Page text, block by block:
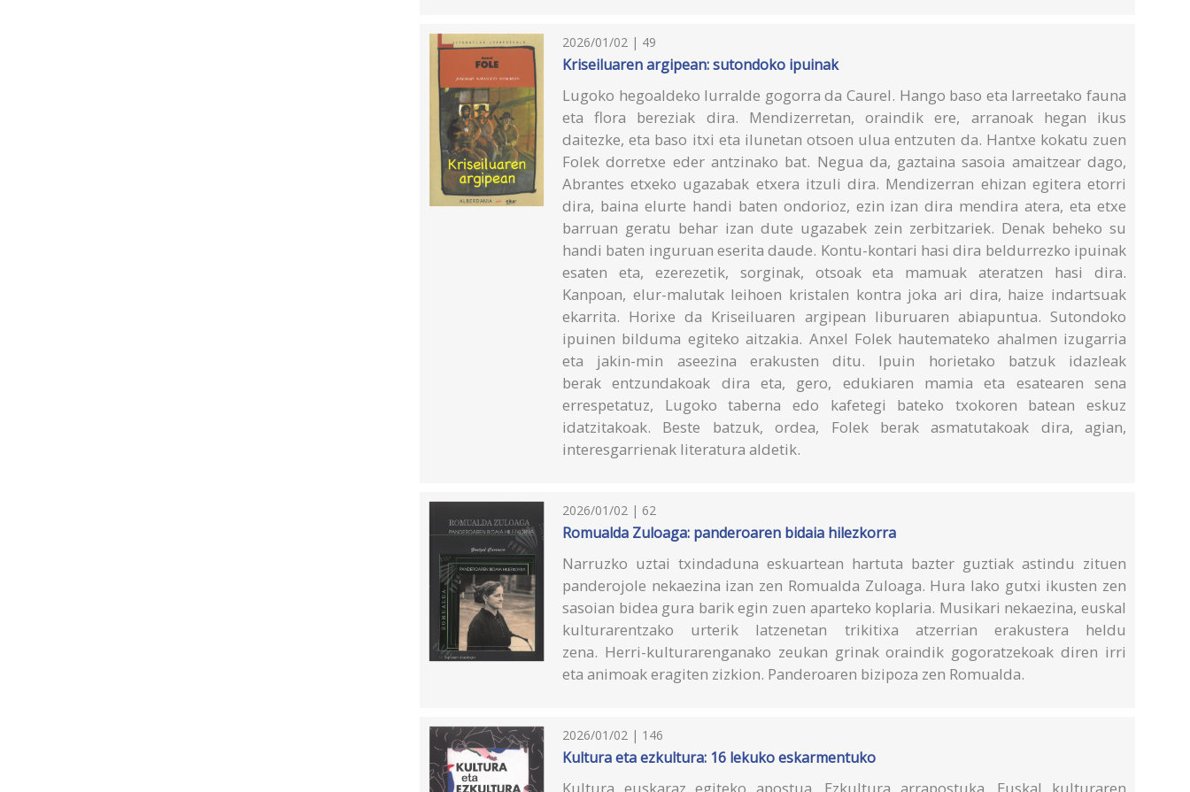
2026/01/02 | 49
Kriseiluaren argipean: sutondoko ipuinak
Lugoko hegoaldeko lurralde gogorra da Caurel. Hango baso eta larreetako fauna
eta flora bereziak dira. Mendizerretan, oraindik ere, arranoak hegan ikus
daitezke, eta baso itxi eta ilunetan otsoen ulua entzuten da. Hantxe kokatu zuen
Folek dorretxe eder antzinako bat. Negua da, gaztaina sasoia amaitzear dago,
Abrantes etxeko ugazabak etxera itzuli dira. Mendizerran ehizan egitera etorri
dira, baina elurte handi baten ondorioz, ezin izan dira mendira atera, eta etxe
barruan geratu behar izan dute ugazabek zein zerbitzariek. Denak beheko su
handi baten inguruan eserita daude. Kontu-kontari hasi dira beldurrezko ipuinak
esaten eta, ezerezetik, sorginak, otsoak eta mamuak ateratzen hasi dira.
Kanpoan, elur-malutak leihoen kristalen kontra joka ari dira, haize indartsuak
ekarrita. Horixe da Kriseiluaren argipean liburuaren abiapuntua. Sutondoko
ipuinen bilduma egiteko aitzakia. Anxel Folek hautemateko ahalmen izugarria
eta jakin-min aseezina erakusten ditu. Ipuin horietako batzuk idazleak
berak entzundakoak dira eta, gero, edukiaren mamia eta esatearen sena
errespetatuz, Lugoko taberna edo kafetegi bateko txokoren batean eskuz
idatzitakoak. Beste batzuk, ordea, Folek berak asmatutakoak dira, agian,
interesgarrienak literatura aldetik.
2026/01/02 | 62
Romualda Zuloaga: panderoaren bidaia hilezkorra
Narruzko uztai txindaduna eskuartean hartuta bazter guztiak astindu zituen
panderojole nekaezina izan zen Romualda Zuloaga. Hura lako gutxi ikusten zen
sasoian bidea gura barik egin zuen aparteko koplaria. Musikari nekaezina, euskal
kulturarentzako urterik latzenetan trikitixa atzerrian erakustera heldu
zena. Herri-kulturarenganako zeukan grinak oraindik gogoratzekoak diren irri
eta animoak eragiten zizkion. Panderoaren bizipoza zen Romualda.
2026/01/02 | 146
Kultura eta ezkultura: 16 lekuko eskarmentuko